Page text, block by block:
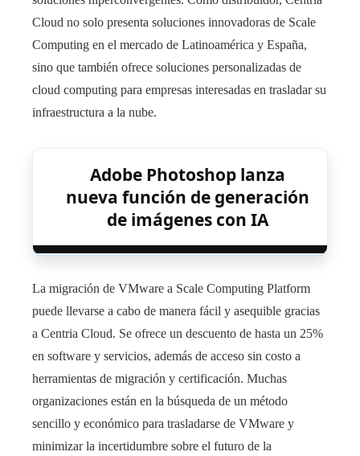
Cloud no solo presenta soluciones innovadoras de Scale
Computing en el mercado de Latinoamérica y España,
sino que también ofrece soluciones personalizadas de
cloud computing para empresas interesadas en trasladar su
infraestructura a la nube.
Adobe Photoshop lanza
nueva función de generación
de imágenes con IA
La migración de VMware a Scale Computing Platform
puede llevarse a cabo de manera fácil y asequible gracias
a Centria Cloud. Se ofrece un descuento de hasta un 25%
en software y servicios, además de acceso sin costo a
herramientas de migración y certificación. Muchas
organizaciones están en la búsqueda de un método
sencillo y económico para trasladarse de VMware y
minimizar la incertidumbre sobre el futuro de la